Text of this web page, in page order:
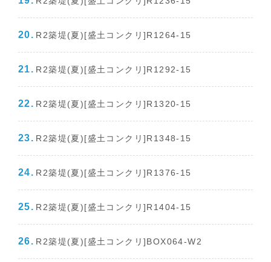
R2築堤(夏)[盛土コンクリ]R1264-15
R2築堤(夏)[盛土コンクリ]R1292-15
R2築堤(夏)[盛土コンクリ]R1320-15
R2築堤(夏)[盛土コンクリ]R1348-15
R2築堤(夏)[盛土コンクリ]R1376-15
R2築堤(夏)[盛土コンクリ]R1404-15
R2築堤(夏)[盛土コンクリ]BOX064-W2